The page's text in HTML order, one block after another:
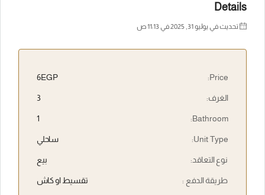
Details
تحديث في يوليو 31, 2025 في 11:13 ص
Price:
6EGP
الغرف: 3
Bathroom:
1
Unit Type: ساحلي
نوع التعاقد: بيع
طريقة الدفع : تقسيط او كاش